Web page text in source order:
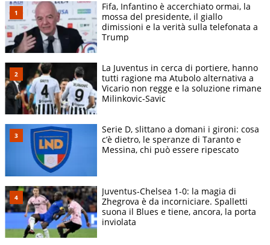
Fifa, Infantino è accerchiato ormai, la
mossa del presidente, il giallo
dimissioni e la verità sulla telefonata a
Trump
La Juventus in cerca di portiere, hanno
tutti ragione ma Atubolo alternativa a
Vicario non regge e la soluzione rimane
Milinkovic-Savic
Serie D, slittano a domani i gironi: cosa
c’è dietro, le speranze di Taranto e
Messina, chi può essere ripescato
Juventus-Chelsea 1-0: la magia di
Zhegrova è da incorniciare. Spalletti
suona il Blues e tiene, ancora, la porta
inviolata